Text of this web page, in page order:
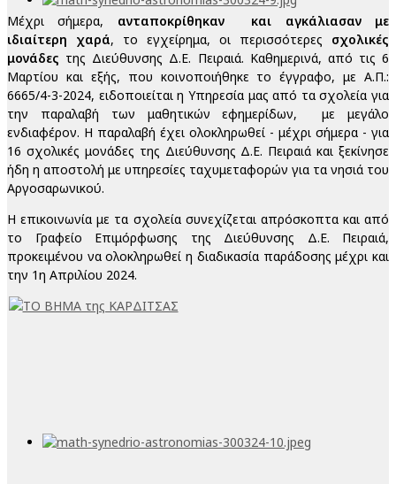
Μέχρι σήμερα, ανταποκρίθηκαν και αγκάλιασαν με
ιδιαίτερη χαρά, το εγχείρημα, οι περισσότερες σχολικές
μονάδες της Διεύθυνσης Δ.Ε. Πειραιά. Καθημερινά, από τις 6
Μαρτίου και εξής, που κοινοποιήθηκε το έγγραφο, με Α.Π.:
6665/4-3-2024, ειδοποιείται η Υπηρεσία μας από τα σχολεία για
την παραλαβή των μαθητικών εφημερίδων, με μεγάλο
ενδιαφέρον. Η παραλαβή έχει ολοκληρωθεί - μέχρι σήμερα - για
16 σχολικές μονάδες της Διεύθυνσης Δ.Ε. Πειραιά και ξεκίνησε
ήδη η αποστολή με υπηρεσίες ταχυμεταφορών για τα νησιά του
Αργοσαρωνικού.
Η επικοινωνία με τα σχολεία συνεχίζεται απρόσκοπτα και από
το Γραφείο Επιμόρφωσης της Διεύθυνσης Δ.Ε. Πειραιά,
προκειμένου να ολοκληρωθεί η διαδικασία παράδοσης μέχρι και
την 1η Απριλίου 2024.